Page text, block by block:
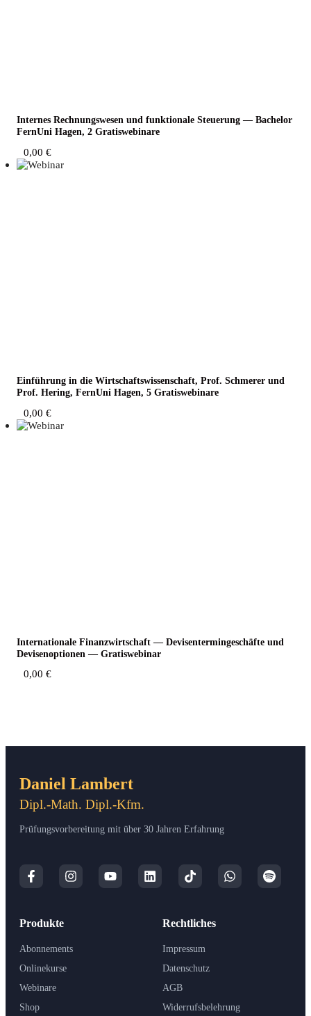
Inter­nes Rech­nungs­we­sen und funk­tio­na­le Steue­rung — Bache­lor
Fern­Uni Hagen, 2 Gratiswebinare
0,00 €
Ein­füh­rung in die Wirt­schafts­wis­sen­schaft, Prof. Schme­rer und
Prof. Hering, Fern­Uni Hagen, 5 Gratiswebinare
0,00 €
Inter­na­tio­na­le Finanz­wirt­schaft — Devi­sen­ter­min­ge­schäf­te und
Devi­sen­op­tio­nen — Gratiswebinar
0,00 €
Daniel Lambert
Dipl.-Math. Dipl.-Kfm.
Prüfungsvorbereitung mit über 30 Jahren Erfahrung
Produkte
Abonnements
Onlinekurse
Webinare
Shop
Rechtliches
Impressum
Datenschutz
AGB
Widerrufsbelehrung